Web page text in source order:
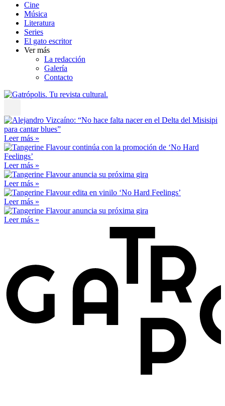
Cine
Música
Literatura
Series
El gato escritor
Ver más
La redacción
Galería
Contacto
Leer más »
Leer más »
Leer más »
Leer más »
Leer más »